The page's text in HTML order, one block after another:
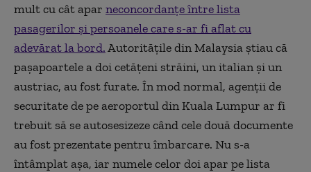
mult cu cât apar neconcordanţe între lista
pasagerilor şi persoanele care s-ar fi aflat cu
adevărat la bord.Autorităţile din Malaysia ştiau că
paşapoartele a doi cetăţeni străini, un italian şi un
austriac, au fost furate. În mod normal, agenţii de
securitate de pe aeroportul din Kuala Lumpur ar fi
trebuit să se autosesizeze când cele două documente
au fost prezentate pentru îmbarcare. Nu s-a
întâmplat aşa, iar numele celor doi apar pe lista